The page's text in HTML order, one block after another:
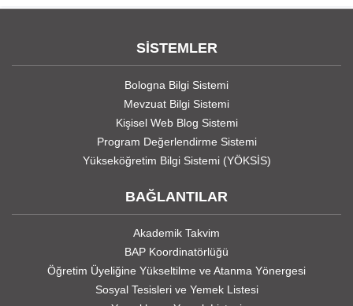
SİSTEMLER
Bologna Bilgi Sistemi
Mevzuat Bilgi Sistemi
Kişisel Web Blog Sistemi
Program Değerlendirme Sistemi
Yükseköğretim Bilgi Sistemi (YÖKSİS)
BAĞLANTILAR
Akademik Takvim
BAP Koordinatörlüğü
Öğretim Üyeliğine Yükseltilme ve Atanma Yönergesi
Sosyal Tesisleri ve Yemek Listesi